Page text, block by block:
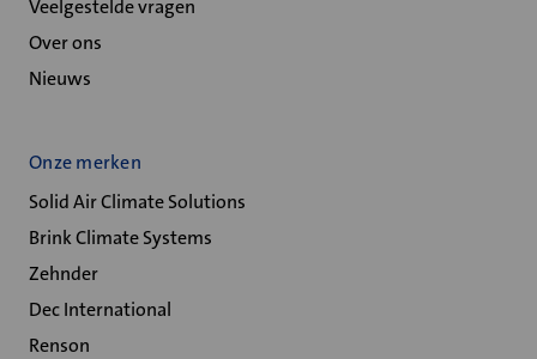
Veelgestelde vragen
Over ons
Nieuws
Onze merken
Solid Air Climate Solutions
Brink Climate Systems
Zehnder
Dec International
Renson